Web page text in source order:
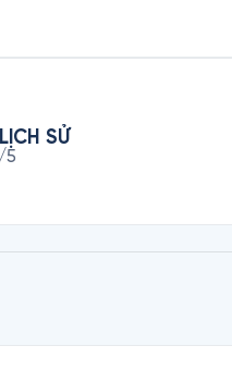
SỬ
/5